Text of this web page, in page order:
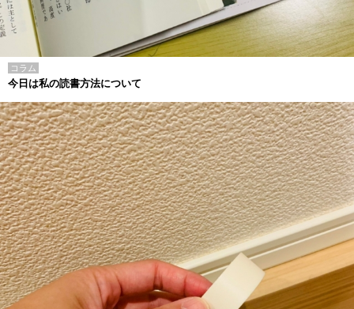
コラム
今日は私の読書方法について